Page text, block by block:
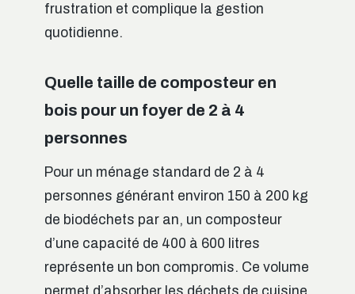
frustration et complique la gestion
quotidienne.
Quelle taille de composteur en
bois pour un foyer de 2 à 4
personnes
Pour un ménage standard de 2 à 4
personnes générant environ 150 à 200 kg
de biodéchets par an, un composteur
d’une capacité de 400 à 600 litres
représente un bon compromis. Ce volume
permet d’absorber les déchets de cuisine